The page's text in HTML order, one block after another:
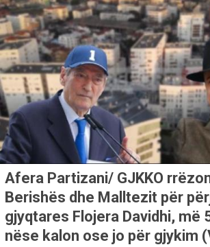
Afera Partizani/ GJKKO
Berishës dhe Malltezit për
gjyqtares Flojera Davidhi, më
nëse kalon ose jo për gjykim